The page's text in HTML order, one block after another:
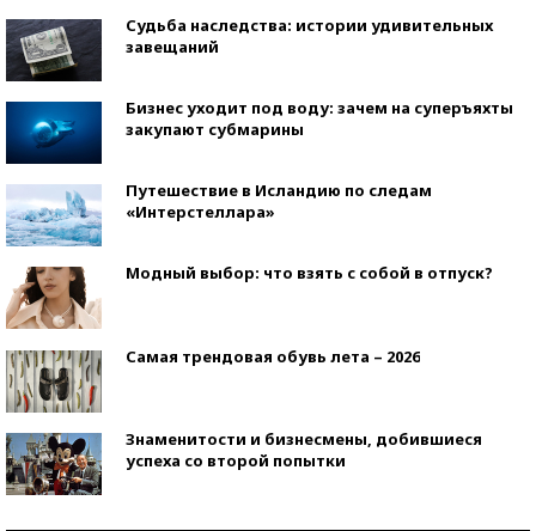
Судьба наследства: истории удивительных
завещаний
Бизнес уходит под воду: зачем на суперъяхты
закупают субмарины
Путешествие в Исландию по следам
«Интерстеллара»
Модный выбор: что взять с собой в отпуск?
Самая трендовая обувь лета – 2026
Знаменитости и бизнесмены, добившиеся
успеха со второй попытки